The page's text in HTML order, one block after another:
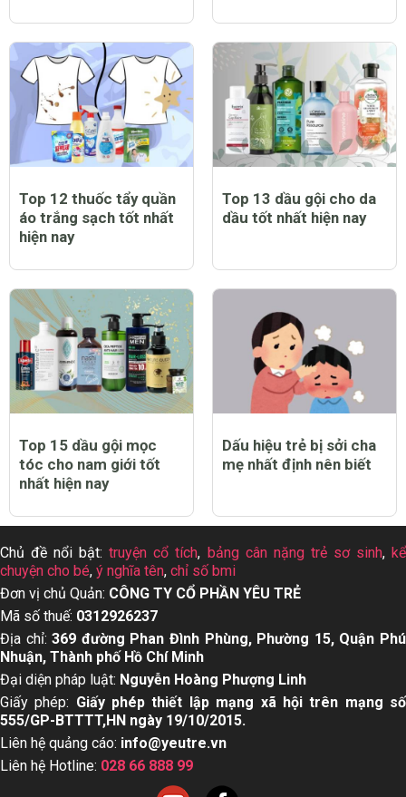
Top 12 thuốc tẩy quần
áo trắng sạch tốt nhất
hiện nay
Top 13 dầu gội cho da
dầu tốt nhất hiện nay
Top 15 dầu gội mọc
tóc cho nam giới tốt
nhất hiện nay
Dấu hiệu trẻ bị sởi cha
mẹ nhất định nên biết
Chủ đề nổi bật:truyện cổ tích, bảng cân nặng trẻ sơ sinh, kể
chuyện cho bé, ý nghĩa tên, chỉ số bmi
Đơn vị chủ Quản: CÔNG TY CỔ PHẦN YÊU TRẺ
Mã số thuế: 0312926237
Địa chỉ:369 đường Phan Đình Phùng, Phường 15, Quận Phú
Nhuận, Thành phố Hồ Chí Minh
Đại diện pháp luật: Nguyễn Hoàng Phượng Linh
Giấy phép: Giấy phép thiết lập mạng xã hội trên mạng số
555/GP-BTTTT,HN ngày 19/10/2015.
Liên hệ quảng cáo: info@yeutre.vn
Liên hệ Hotline: 028 66 888 99